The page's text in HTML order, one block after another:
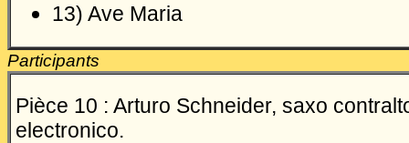
13) Ave Maria
Participants
Pièce 10 : Arturo Schneider, saxo
electronico.